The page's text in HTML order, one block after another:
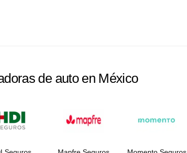
de auto en México